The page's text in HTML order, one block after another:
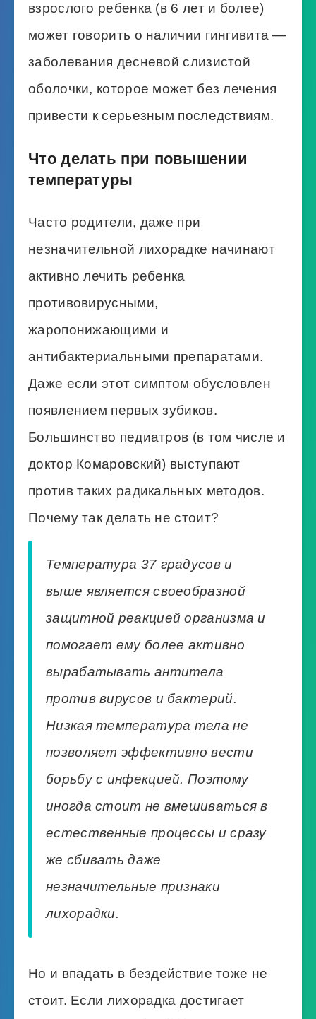
взрослого ребенка (в 6 лет и более)
может говорить о наличии гингивита —
заболевания десневой слизистой
оболочки, которое может без лечения
привести к серьезным последствиям.
Что делать при повышении
температуры
Часто родители, даже при
незначительной лихорадке начинают
активно лечить ребенка
противовирусными,
жаропонижающими и
антибактериальными препаратами.
Даже если этот симптом обусловлен
появлением первых зубиков.
Большинство педиатров (в том числе и
доктор Комаровский) выступают
против таких радикальных методов.
Почему так делать не стоит?
Температура 37 градусов и
выше является своеобразной
защитной реакцией организма и
помогает ему более активно
вырабатывать антитела
против вирусов и бактерий.
Низкая температура тела не
позволяет эффективно вести
борьбу с инфекцией. Поэтому
иногда стоит не вмешиваться в
естественные процессы и сразу
же сбивать даже
незначительные признаки
лихорадки.
Но и впадать в бездействие тоже не
стоит. Если лихорадка достигает